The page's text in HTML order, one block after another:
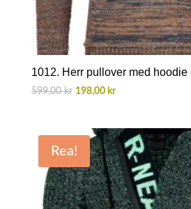
1012. Herr pullover med hoodie
599,00kr Det
var:
599,00 kr.
198,00 krDet
är:
198,00 kr.
Rea!